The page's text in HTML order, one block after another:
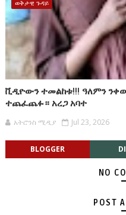
ወቅታዊ ጉዳይ
ቪዲዮውን ተመልከቱ!!! ዓለምን
ተጨፈጨፉ። አረጋ አባተ
አትሮንስ ሚዲያ Jul 23, 2026
BLOGGER
NO
POST